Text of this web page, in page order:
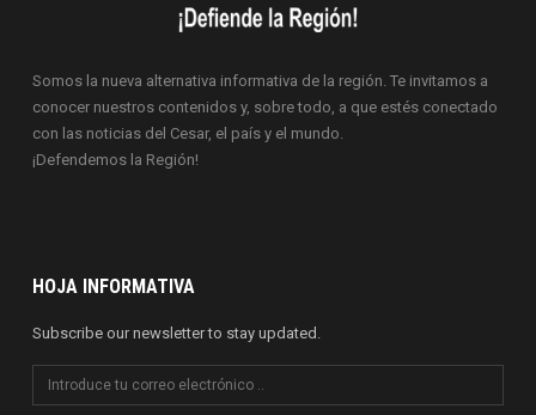
Somos la nueva alternativa informativa de la región. Te invitamos a
conocer nuestros contenidos y, sobre todo, a que estés conectado
con las noticias del Cesar, el país y el mundo.
¡Defendemos la Región!
HOJA INFORMATIVA
Subscribe our newsletter to stay updated.